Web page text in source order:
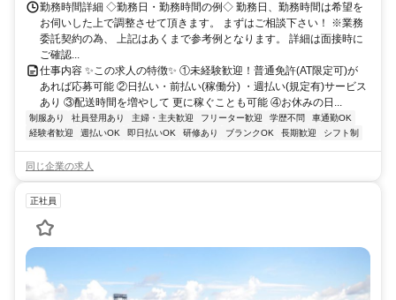
勤務時間詳細 ◇勤務日・勤務時間の例◇ 勤務日、勤務時間は希望を
お伺いした上で調整させて頂きます。 まずはご相談下さい！ ※業務
委託契約の為、 上記はあくまで参考例となります。 詳細は面接時に
ご確認...
仕事内容 ✨この求人の特徴✨ ①未経験歓迎！普通免許(AT限定可)が
あれば応募可能 ②日払い・前払い(稼働分) ・週払い(規定有)サービス
あり ③配送時間を増やして 更に稼ぐことも可能 ④お休みの日...
制服あり 社員登用あり 主婦・主夫歓迎 フリーター歓迎 学歴不問
車通勤OK
経験者歓迎
週払いOK 即日払いOK 研修あり ブランクOK 長期歓迎 シフト制
同じ企業の求人
正社員